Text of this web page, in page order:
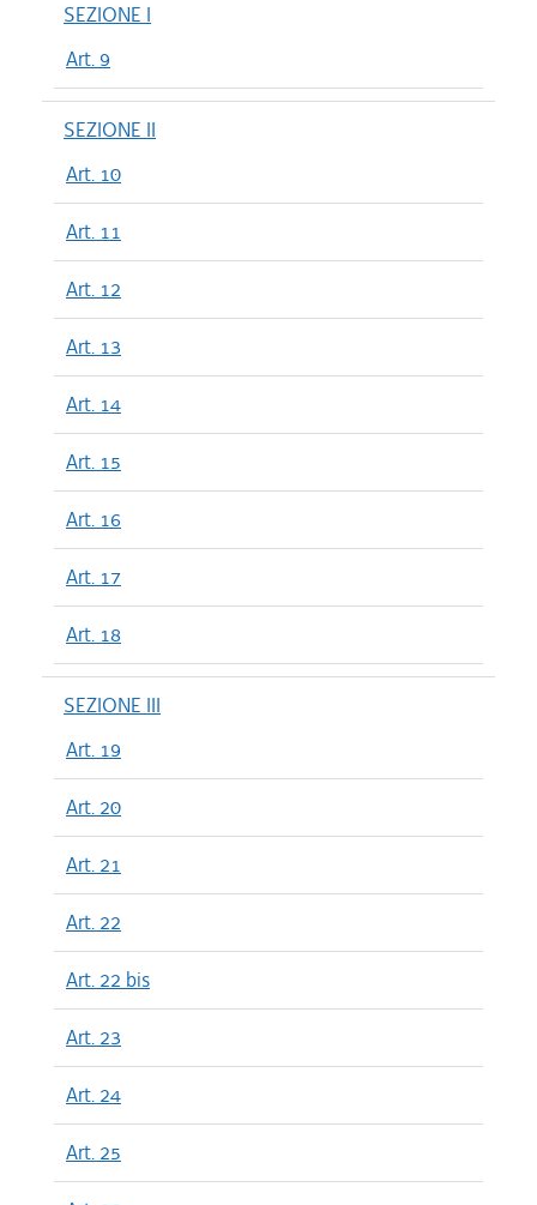
SEZIONE I
Art. 9
SEZIONE II
Art. 10
Art. 11
Art. 12
Art. 13
Art. 14
Art. 15
Art. 16
Art. 17
Art. 18
SEZIONE III
Art. 19
Art. 20
Art. 21
Art. 22
Art. 22 bis
Art. 23
Art. 24
Art. 25